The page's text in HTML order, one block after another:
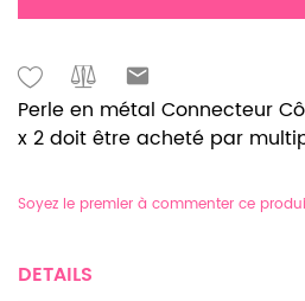
Perle en métal Connecteur
x 2 doit être acheté par
Soyez le premier à commenter ce
DETAILS